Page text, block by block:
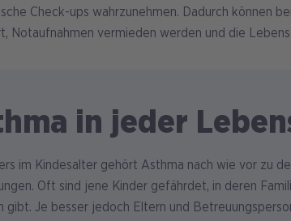
Check-ups wahrzunehmen. Dadurch können
Notaufnahmen vermieden werden und die
in jeder
im Kindesalter gehört Asthma nach wie vor zu
Oft sind jene Kinder gefährdet, in deren
gibt. Je besser jedoch Eltern und